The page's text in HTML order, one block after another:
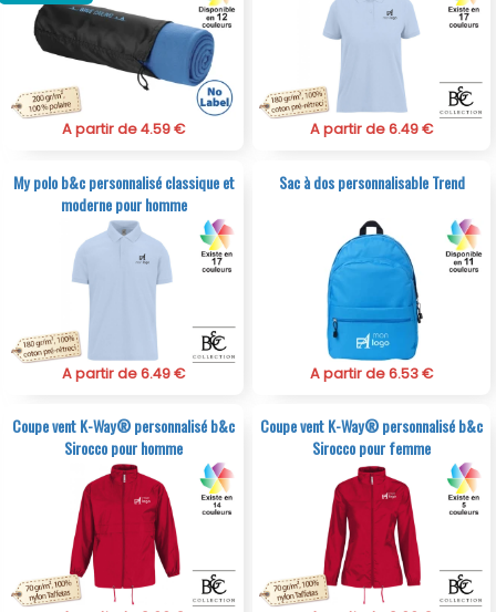
A partir de 4.59 € A partir de 6.49 €
My polo b&c personnalisé classique et
moderne pour homme
A partir de 6.49 €
Sac à dos personnalisable Trend
A partir de 6.53 €
Coupe vent K-Way® personnalisé b&c
Sirocco pour homme
Coupe vent K-Way® personnalisé b&c
Sirocco pour femme